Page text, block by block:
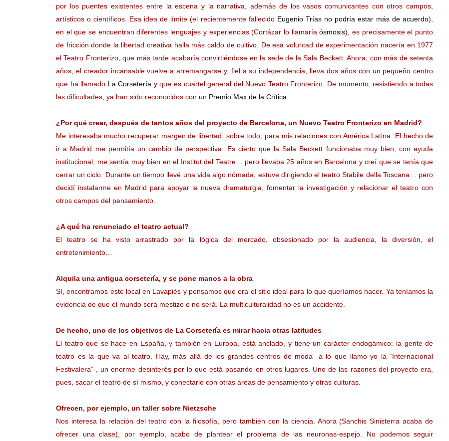
por los puentes existentes entre la escena y la narrativa, además de los vasos comunicantes con otros campos,
artísticos o científicos. Esa idea de límite (el recientemente fallecido Eugenio Trías no podría estar más de acuerdo),
en el que se encuentran diferentes lenguajes y experiencias (Cortázar lo llamaríaósmosis), es precisamente el punto
de fricción donde la libertad creativa halla más caldo de cultivo. De esa voluntad de experimentación nacería en 1977
el Teatro Fronterizo, que más tarde acabaría convirtiéndose en la sede de la Sala Beckett. Ahora, con más de setenta
años, el creador incansable vuelve a arremangarse y, fiel a su independencia, lleva dos años con un pequeño centro
que ha llamado La Corsetería y que es cuartel general del Nuevo Teatro Fronterizo. De momento, resistiendo a todas
las dificultades, ya han sido reconocidos con un Premio Max de la Crítica
¿Por qué crear, después de tantos años del proyecto de Barcelona, un Nuevo Teatro Fronterizo en Madrid?
Me interesaba mucho recuperar margen de libertad, sobre todo, para mis relaciones con América Latina. El hecho de
ir a Madrid me permitía un cambio de perspectiva. Es cierto que la Sala Beckett funcionaba muy bien, con ayuda
institucional, me sentía muy bien en el Institut del Teatre… pero llevaba 25 años en Barcelona y creí que se tenía que
cerrar un ciclo. Durante un tiempo llevé una vida algo nómada, estuve dirigiendo el teatro Stabile della Toscana… pero
decidí instalarme en Madrid para apoyar la nueva dramaturgia, fomentar la investigación y relacionar el teatro con
otros campos del pensamiento.
¿A qué ha renunciado el teatro actual?
El teatro se ha visto arrastrado por la lógica del mercado, obsesionado por la audiencia, la diversión, el
entretenimiento…
Alquila una antigua corsetería, y se pone manos a la obra
Sí, encontramos este local en Lavapiés y pensamos que era el sitio ideal para lo que queríamos hacer. Ya teníamos la
evidencia de que el mundo será mestizo o no será. La multiculturalidad no es un accidente.
De hecho, uno de los objetivos de La Corsetería es mirar hacia otras latitudes
El teatro que se hace en España, y también en Europa, está anclado, y tiene un carácter endogámico: la gente de
teatro es la que va al teatro. Hay, más allá de los grandes centros de moda -a lo que llamo yo la “Internacional
Festivalera”-, un enorme desinterés por lo que está pasando en otros lugares. Uno de las razones del proyecto era,
pues, sacar el teatro de sí mismo, y conectarlo con otras áreas de pensamiento y otras culturas.
Ofrecen, por ejemplo, un taller sobre Nietzsche
Nos interesa la relación del teatro con la filosofía, pero también con la ciencia. Ahora (Sanchis Sinisterra acaba de
ofrecer una clase), por ejemplo, acabo de plantear el problema de las neuronas-espejo. No podemos seguir